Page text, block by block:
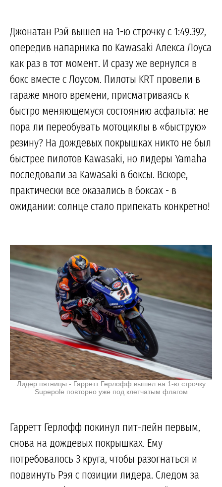
Джонатан Рэй вышел на 1-ю строчку с 1:49.392,
опередив напарника по Kawasaki Алекса Лоуса
как раз в тот момент. И сразу же вернулся в
бокс вместе с Лоусом. Пилоты KRT провели в
гараже много времени, присматриваясь к
быстро меняющемуся состоянию асфальта: не
пора ли переобувать мотоциклы в «быструю»
резину? На дождевых покрышках никто не был
быстрее пилотов Kawasaki, но лидеры Yamaha
последовали за Kawasaki в боксы. Вскоре,
практически все оказались в боксах - в
ожидании: солнце стало припекать конкретно!
Лидер пятницы - Гарретт Герлофф вышел на 1-ю строчку
Supepole повторно уже под клетчатым флагом
Гарретт Герлофф покинул пит-лейн первым,
снова на дождевых покрышках. Ему
потребовалось 3 круга, чтобы разогнаться и
подвинуть Рэя с позиции лидера. Следом за